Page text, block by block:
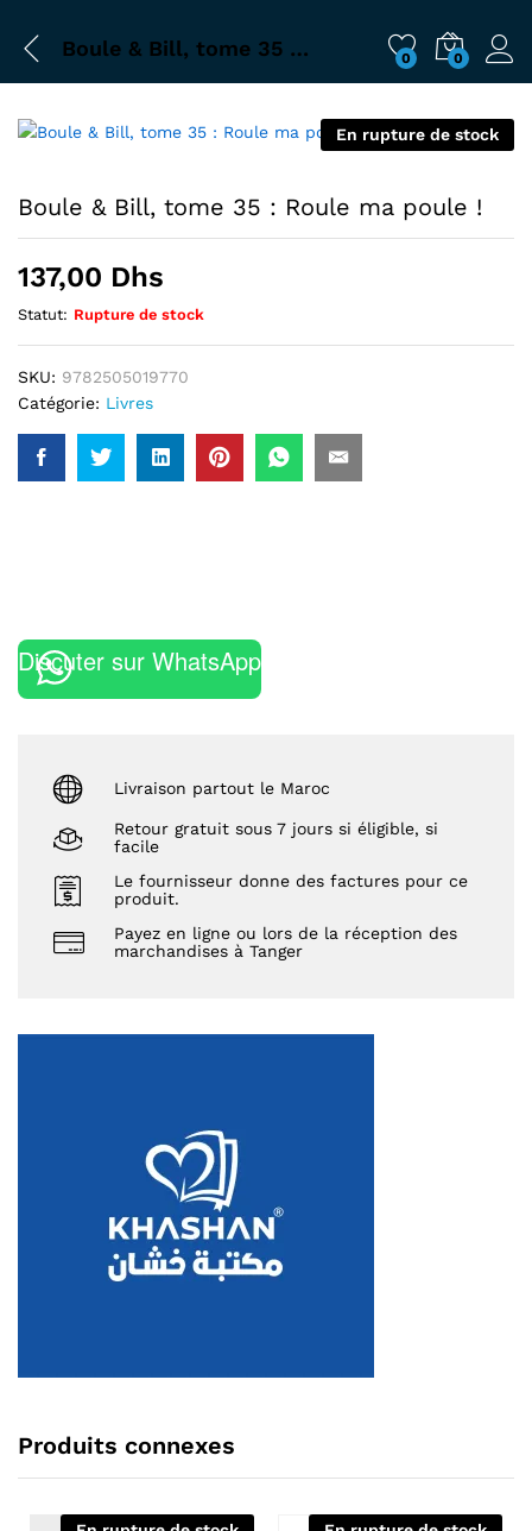
Boule & Bill, tome 35 : Roule ma poule ! 0 0
En rupture de stock
Boule & Bill, tome 35 : Roule ma poule !
137,00 Dhs
Statut: Rupture de stock
SKU: 9782505019770
Catégorie: Livres
Discuter sur WhatsApp
Livraison partout le Maroc
Retour gratuit sous 7 jours si éligible, si
facile
Le fournisseur donne des factures pour ce
produit.
Payez en ligne ou lors de la réception des
marchandises à Tanger
Produits connexes